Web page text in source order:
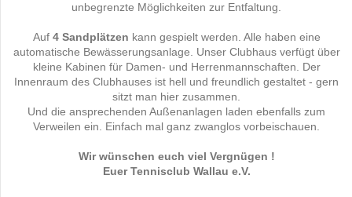
unbegrenzte Möglichkeiten zur Entfaltung.
Auf 4 Sandplätzen kann gespielt werden. Alle haben eine
automatische Bewässerungsanlage. Unser Clubhaus verfügt über
kleine Kabinen für Damen- und Herrenmannschaften. Der
Innenraum des Clubhauses ist hell und freundlich gestaltet - gern
sitzt man hier zusammen.
Und die ansprechenden Außenanlagen laden ebenfalls zum
Verweilen ein. Einfach mal ganz zwanglos vorbeischauen.
Wir wünschen euch viel Vergnügen !
Euer Tennisclub Wallau e.V.